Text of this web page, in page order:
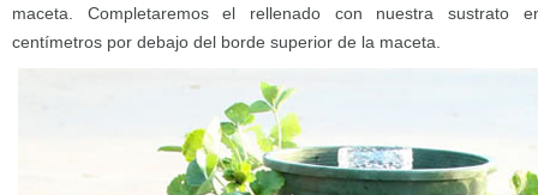
maceta. Completaremos el rellenado con nuestra sustrato
centímetros por debajo del borde superior de la maceta.